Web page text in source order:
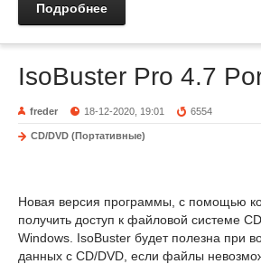
Подробнее
IsoBuster Pro 4.7
freder 18-12-2020, 19:01 6554
CD/DVD (Портативные)
Новая версия программы, с помощью
получить доступ к файловой системе
Windows. IsoBuster будет полезна при
данных с CD/DVD, если файлы